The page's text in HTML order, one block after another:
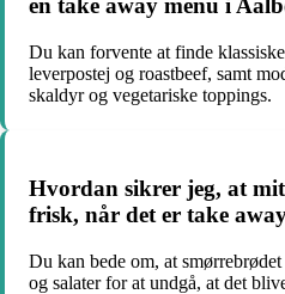
en take away menu i
Du kan forvente at finde
leverpostej og roastbeef, samt
skaldyr og vegetariske toppings.
Hvordan sikrer jeg, at
frisk, når det er take
Du kan bede om, at
og salater for at undgå, at det